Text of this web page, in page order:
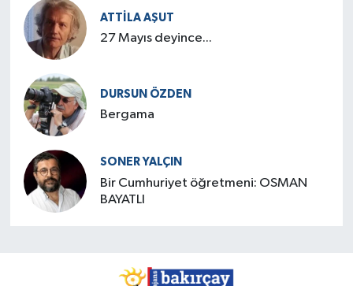
ATTILA AŞUT
27 Mayıs deyince...
DURSUN ÖZDEN
Bergama
SONER YALÇIN
Bir Cumhuriyet öğretmeni: OSMAN
BAYATLI